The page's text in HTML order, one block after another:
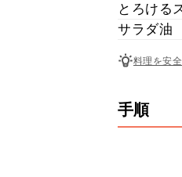
とろける
サラダ油
料理を安
手順